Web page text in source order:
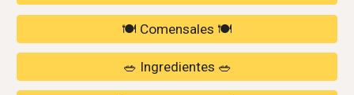
🍽️ Comensales 🍽️
🥗 Ingredientes 🥗